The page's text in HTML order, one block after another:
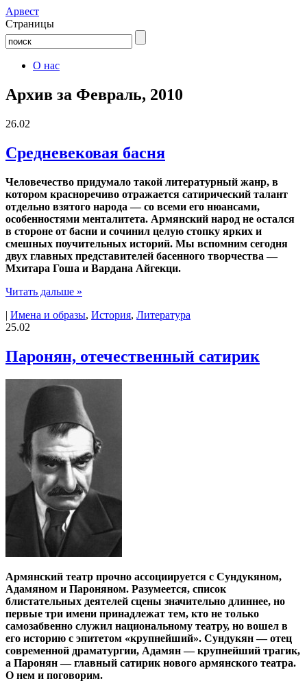
Aрвест
Страницы
О нас
Архив за Февраль, 2010
26.02
Средневековая басня
Человечество придумало такой литературный жанр, в
котором красноречиво отражается сатирический талант
отдельно взятого народа — со всеми его нюансами,
особенностями менталитета. Армянский народ не остался
в стороне от басни и сочинил целую стопку ярких и
смешных поучительных историй. Мы вспомним сегодня
двух главных представителей басенного творчества —
Мхитара Гоша и Вардана Айгекци.
Читать дальше »
| Имена и образы, История, Литература
25.02
Паронян, отечественный сатирик
Армянский театр прочно ассоциируется с Сундукяном,
Адамяном и Пароняном. Разумеется, список
блистательных деятелей сцены значительно длиннее, но
первые три имени принадлежат тем, кто не только
самозабвенно служил национальному театру, но вошел в
его историю с эпитетом «крупнейший». Сундукян — отец
современной драматургии, Адамян — крупнейший трагик,
а Паронян — главный сатирик нового армянского театра.
О нем и поговорим.